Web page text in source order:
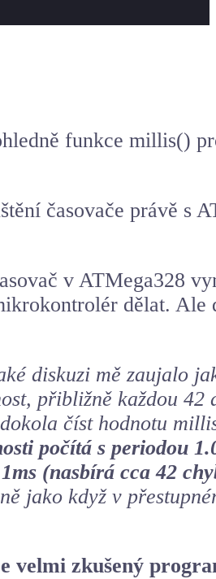
funkce millis()
časovače právě s
v ATMega328
dělat.
diskuzi mě zaujalo
přibližně každou
číst hodnotu
počítá s periodou
(nasbírá cca 42
jako když v
velmi zkušený